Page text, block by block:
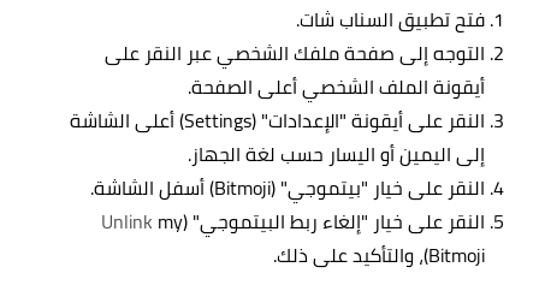
فتح تطبيق السناب شات.
التوجه إلى صفحة ملفك الشخصي عبر النقر على
أيقونة الملف الشخصي أعلى الصفحة.
النقر على أيقونة "الإعدادات" (Settings) أعلى الشاشة
إلى اليمين أو اليسار حسب لغة الجهاز.
النقر على خيار "بيتموجي" (Bitmoji) أسفل الشاشة.
النقر على خيار "إلغاء ربط البيتموجي" (
Unlink my
Bitmoji)، والتأكيد على ذلك.